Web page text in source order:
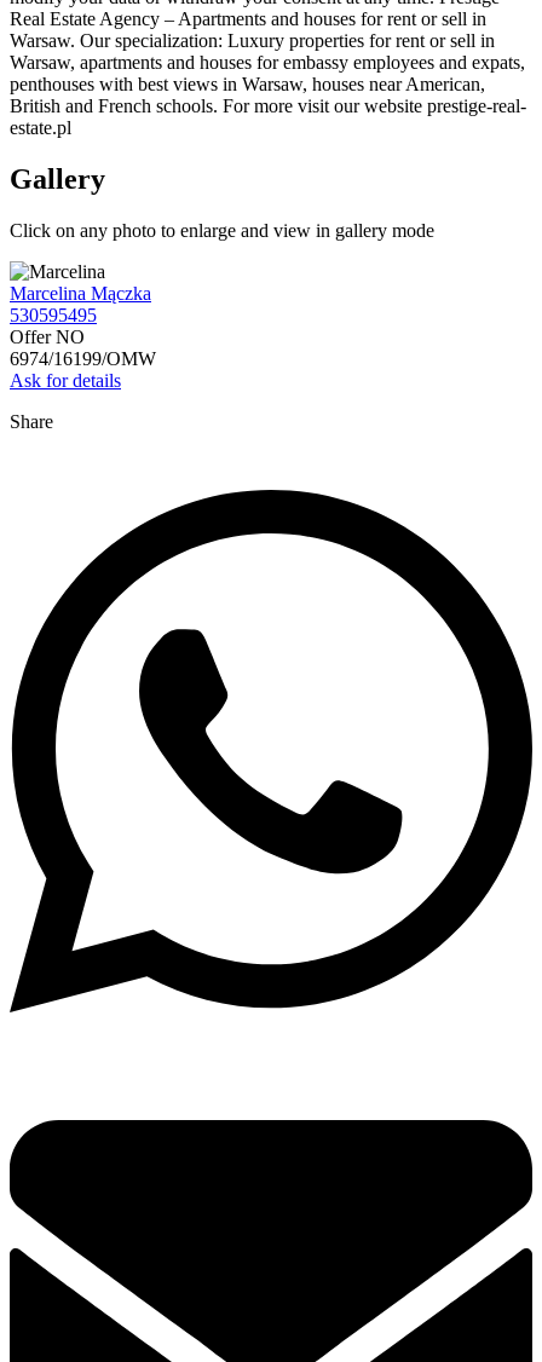
Real Estate Agency – Apartments and houses for rent or sell in
Warsaw. Our specialization: Luxury properties for rent or sell in
Warsaw, apartments and houses for embassy employees and expats,
penthouses with best views in Warsaw, houses near American,
British and French schools. For more visit our website prestige-real-
estate.pl
Gallery
Click on any photo to enlarge and view in gallery mode
Marcelina Mączka
530595495
Offer NO
6974/16199/OMW
Ask for details
Share